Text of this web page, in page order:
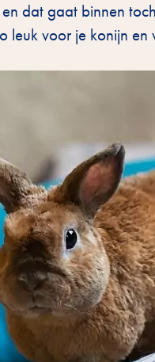
dat gaat binnen
leuk voor je konijn